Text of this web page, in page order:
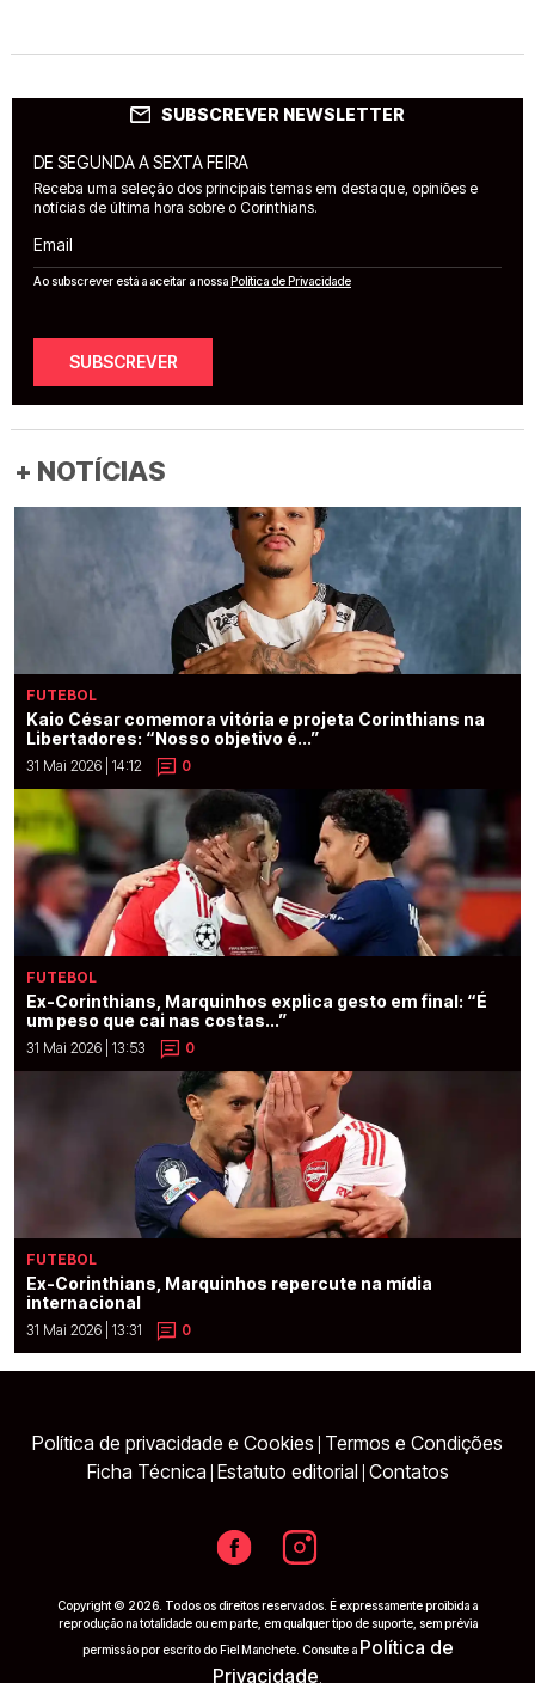
SUBSCREVER NEWSLETTER
DE SEGUNDA A SEXTA FEIRA
Receba uma seleção dos principais temas em destaque, opiniões e
notícias de última hora sobre o Corinthians.
Email
Ao subscrever está a aceitar a nossaPolítica de Privacidade
SUBSCREVER
+ NOTÍCIAS
FUTEBOL
Kaio César comemora vitória e projeta Corinthians na
Libertadores: “Nosso objetivo é...”
31 Mai 2026 | 14:12 0
FUTEBOL
Ex-Corinthians, Marquinhos explica gesto em final: “É
um peso que cai nas costas...”
31 Mai 2026 | 13:53 0
FUTEBOL
Ex-Corinthians, Marquinhos repercute na mídia
internacional
31 Mai 2026 | 13:31 0
Política de privacidade e Cookies Termos e Condições
Ficha Técnica Estatuto editorial Contatos
Copyright © 2026. Todos os direitos reservados. É expressamente proibida a
reprodução na totalidade ou em parte, em qualquer tipo de suporte, sem prévia
permissão por escrito do Fiel Manchete. Consulte a Política de
Privacidade